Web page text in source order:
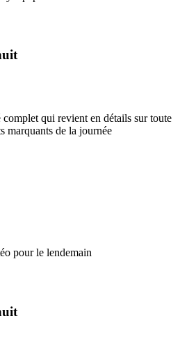
qui revient en détails sur toute
marquants de la journée
pour le lendemain